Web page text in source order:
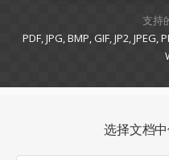
支持
PDF, JPG, BMP, GIF, JP2, JPEG,
选择文档